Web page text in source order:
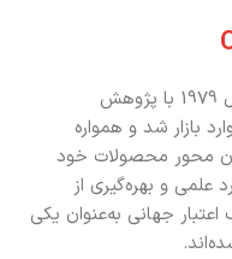
برند کلیر تحت لیسانس یونیلور، از سال 1979 با پژوهش
شد و همواره
محور محصولات خود
علمی و بهره‌گیری از
جهانی به‌عنوان یکی